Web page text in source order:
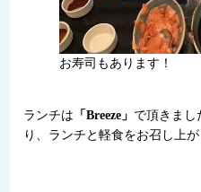
お寿司もあります！
ランチは 「Breeze」 で頂きまし
り、ランチと軽食をお召し上が